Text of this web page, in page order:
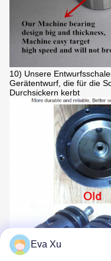
10) Unsere
Gerätentwurf, die für die
Durchsickern kerbt
Eva Xu